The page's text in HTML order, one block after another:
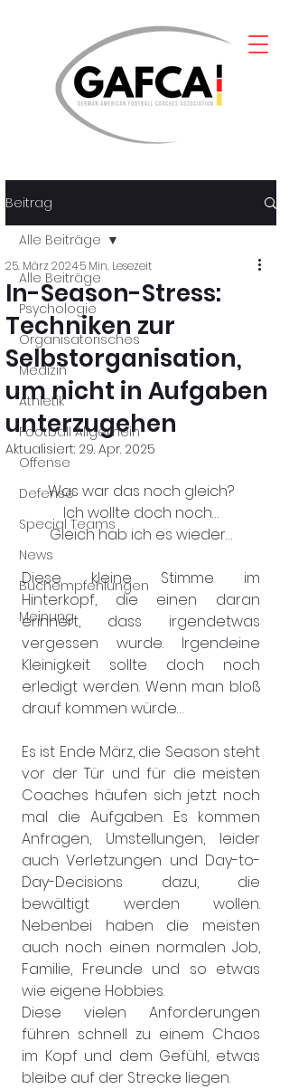
Beitrag
Alle Beiträge
Psychologie
Organisatorisches
Medizin
Athletik
Football Allgemein
Offense
Defense
Special Teams
News
Buchempfehlungen
Meinung
Alle Beiträge
In-Season-Stress:
Techniken zur
Selbstorganisation,
um nicht in Aufgaben
unterzugehen
25. März 20245 Min. Lesezeit
Aktualisiert: 29. Apr. 2025
Was war das noch gleich?
Ich wollte doch noch…
Gleich hab ich es wieder…
Diese kleine Stimme im
Hinterkopf, die einen daran
erinnert, dass irgendetwas
vergessen wurde. Irgendeine
Kleinigkeit sollte doch noch
erledigt werden. Wenn man bloß
drauf kommen würde…
Es ist Ende März, die Season steht
vor der Tür und für die meisten
Coaches häufen sich jetzt noch
mal die Aufgaben. Es kommen
Anfragen, Umstellungen, leider
auch Verletzungen und Day-to-
Day-Decisions dazu, die
bewältigt werden wollen.
Nebenbei haben die meisten
auch noch einen normalen Job,
Familie, Freunde und so etwas
wie eigene Hobbies.
Diese vielen Anforderungen
führen schnell zu einem Chaos
im Kopf und dem Gefühl, etwas
bleibe auf der Strecke liegen.